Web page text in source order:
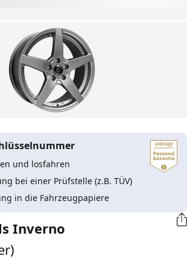
und losfahren
bei einer Prüfstelle (z.B. TÜV)
in die Fahrzeugpapiere
Inverno